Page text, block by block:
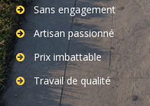
Sans engagement
Artisan passionné
Prix imbattable
Travail de qualité